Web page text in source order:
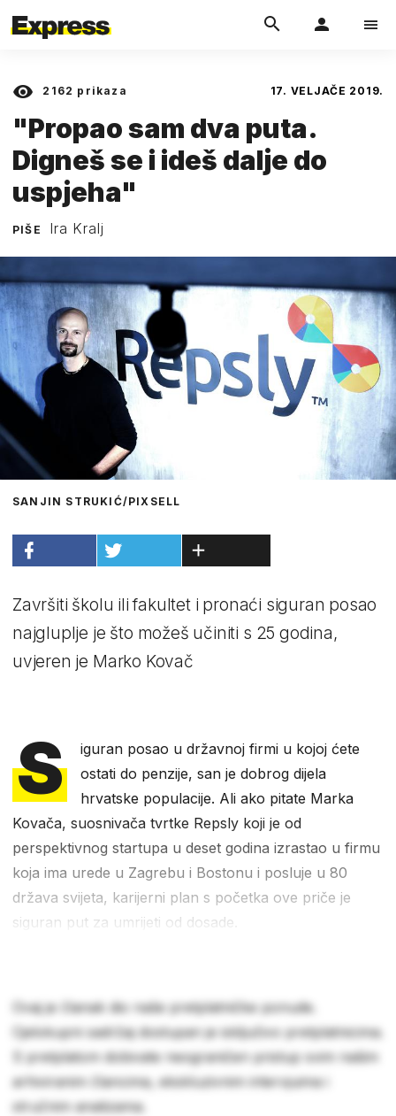
2162 prikaza 17. VELJAČE 2019.
"Propao sam dva puta.
Digneš se i ideš dalje do
uspjeha"
PIŠE Ira Kralj
SANJIN STRUKIĆ/PIXSELL
Završiti školu ili fakultet i pronaći siguran posao
najgluplje je što možeš učiniti s 25 godina,
uvjeren je Marko Kovač
S
iguran posao u državnoj firmi u kojoj ćete
ostati do penzije, san je dobrog dijela
hrvatske populacije. Ali ako pitate Marka
Kovača, suosnivača tvrtke Repsly koji je od
perspektivnog startupa u deset godina izrastao u firmu
koja ima urede u Zagrebu i Bostonu i posluje u 80
država svijeta, karijerni plan s početka ove priče je
siguran put za umrijeti od dosade.
Ovaj je članak dio naše pretplatničke ponude.
Cjelokupni sadržaj dostupan je isključivo pretplatnicima.
S pretplatom dobivate neograničen pristup svim našim
arhiviranim člancima, ekskluzivnim intervjuima i
stručnim analizama.